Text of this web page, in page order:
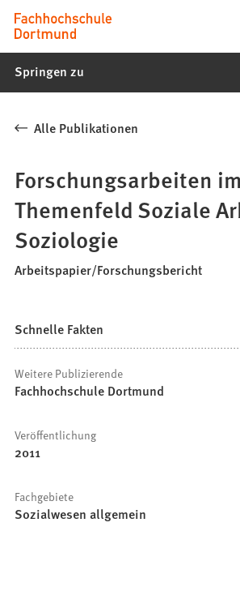
Inhalt anspringen
Fachhochschule
Dortmund
-
Studiengänge,
Bewerbung
Springen zu
Alle Publikationen
Forschungsarbeiten im
Themenfeld Soziale
Soziologie
Arbeitspapier/Forschungsbericht
Schnelle Fakten
Weitere Publizierende
Fachhochschule Dortmund
Veröffentlichung
2011
Fachgebiete
Sozialwesen allgemein